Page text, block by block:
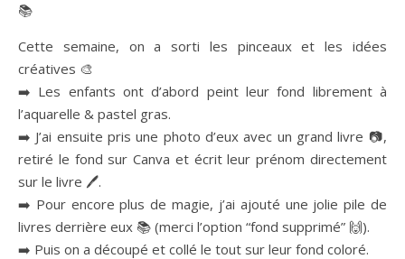
📚
Cette semaine, on a sorti les pinceaux et les idées
créatives 🎨
➡️ Les enfants ont d’abord peint leur fond librement à
l’aquarelle & pastel gras.
➡️ J’ai ensuite pris une photo d’eux avec un grand livre 📷,
retiré le fond sur Canva et écrit leur prénom directement
sur le livre 🖊️.
➡️ Pour encore plus de magie, j’ai ajouté une jolie pile de
livres derrière eux 📚 (merci l’option “fond supprimé” 🙌).
➡️ Puis on a découpé et collé le tout sur leur fond coloré.